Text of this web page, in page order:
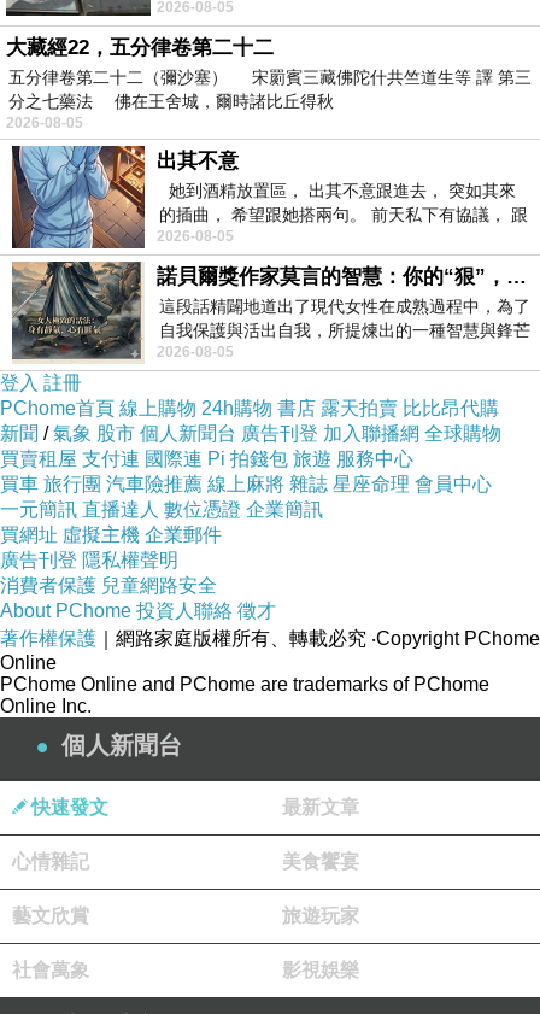
《復仇者聯盟：終局之戰》記錄，成為
2026-08-05
大藏經22，五分律卷第二十二
五分律卷第二十二（彌沙塞） 宋罽賓三藏佛陀什共竺道生等 譯 第三
分之七藥法 佛在王舍城，爾時諸比丘得秋
2026-08-05
出其不意
她到酒精放置區， 出其不意跟進去， 突如其來
的插曲， 希望跟她搭兩句。 前天私下有協議， 跟
著阿弟丟拉基
2026-08-05
諾貝爾獎作家莫言的智慧：你的“狠”，才是最好的自我保護
這段話精闢地道出了現代女性在成熟過程中，為了
自我保護與活出自我，所提煉出的一種智慧與鋒芒
的平衡。 核心解讀與看法
2026-08-05
登入 註冊
PChome首頁 線上購物 24h購物 書店 露天拍賣 比比昂代購
新聞 /氣象 股市 個人新聞台 廣告刊登 加入聯播網 全球購物
買賣租屋 支付連 國際連 Pi 拍錢包 旅遊 服務中心
買車 旅行團 汽車險推薦 線上麻將 雜誌 星座命理 會員中心
一元簡訊 直播達人 數位憑證 企業簡訊
買網址 虛擬主機 企業郵件
廣告刊登 隱私權聲明
消費者保護 兒童網路安全
About PChome 投資人聯絡 徵才
著作權保護 ｜網路家庭版權所有、轉載必究 ‧Copyright PChome
Online
PChome Online and PChome are trademarks of PChome
Online Inc.
個人新聞台
快速發文 最新文章
心情雜記 美食饗宴
藝文欣賞 旅遊玩家
社會萬象 影視娛樂